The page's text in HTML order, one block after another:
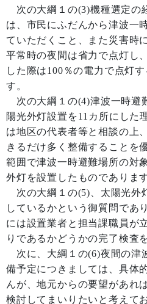
次の大綱１の(3)機種選定の
は、市民にふだんから津波一
ていただくこと、また災害時
平常時の夜間は省力で点灯し
した際は100％の電力で点灯
す。
次の大綱１の(4)津波一時避
陽光外灯設置を11カ所にした
は地区の代表者等と相談の上
きるだけ多く整備することを
範囲で津波一時避難場所の対
外灯を設置したものであります
次の大綱１の(5)、太陽光外
しているかという御質問であ
には設置業者と担当課職員が
りであるかどうかの完了検査
次に、大綱１の(6)夜間の津
備予定につきましては、具体
んが、地元からの要望があれ
検討してまいりたいと考えて